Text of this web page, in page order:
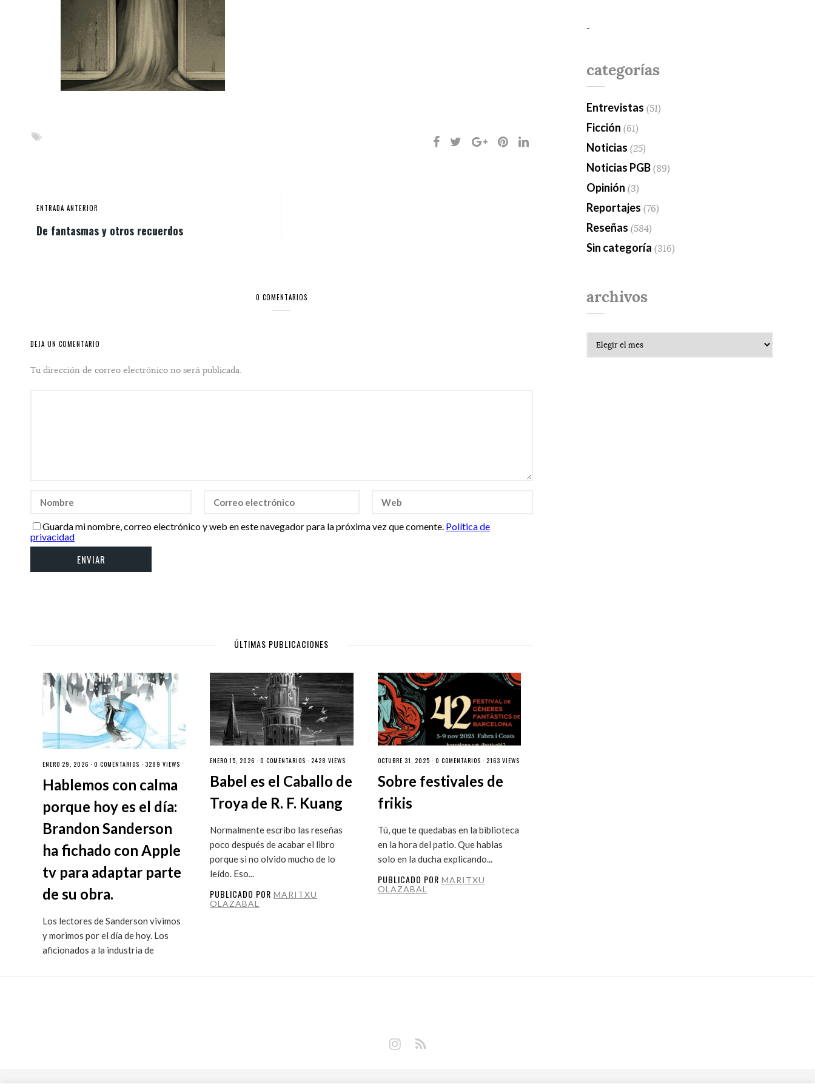
ENTRADA ANTERIOR
De fantasmas y otros recuerdos
0 COMENTARIOS
DEJA UN COMENTARIO
Tu dirección de correo electrónico no será publicada.
Guarda mi nombre, correo electrónico y web en este navegador para la próxima vez que comente. Política de
privacidad
ÚLTIMAS PUBLICACIONES
ENERO 29, 2026 · 0 COMENTARIOS · 3289 VIEWS
Hablemos con calma
porque hoy es el día:
Brandon Sanderson
ha fichado con Apple
tv para adaptar parte
de su obra.
Los lectores de Sanderson vivimos
y morimos por el día de hoy. Los
aficionados a la industria de
ENERO 15, 2026 ·0 COMENTARIOS · 2428 VIEWS
Babel es el Caballo de
Troya de R. F. Kuang
Normalmente escribo las reseñas
poco después de acabar el libro
porque si no olvido mucho de lo
leído. Eso...
PUBLICADO PORMARITXU
OLAZABAL
OCTUBRE 31, 2025 · 0 COMENTARIOS · 2163 VIEWS
Sobre festivales de
frikis
Tú, que te quedabas en la biblioteca
en la hora del patio. Que hablas
solo en la ducha explicando...
PUBLICADO POR MARITXU
OLAZABAL
-
categorías
Entrevistas (51)
Ficción (61)
Noticias (25)
Noticias PGB (89)
Opinión (3)
Reportajes (76)
Reseñas (584)
Sin categoría (316)
archivos